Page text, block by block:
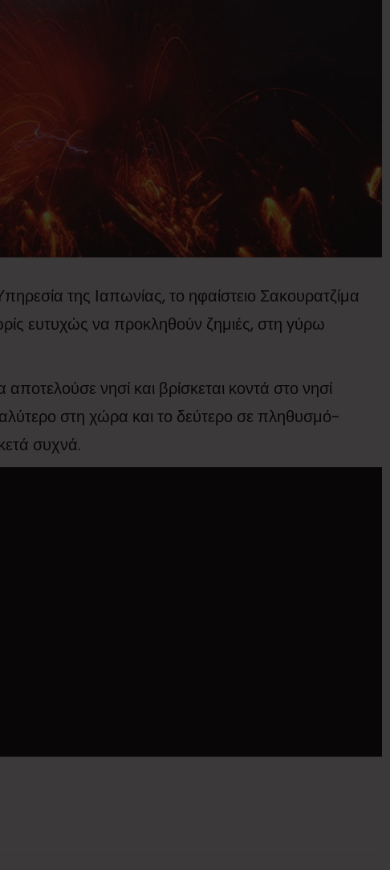
της Ιαπωνίας, το ηφαίστειο Σακουρατζίμα
ευτυχώς να προκληθούν ζημιές, στη γύρω
νησί και βρίσκεται κοντά στο νησί
στη χώρα και το δεύτερο σε πληθυσμό-
συχνά.